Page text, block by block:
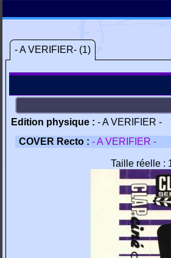
- A VERIFIER- (1)
Edition physique : - A VERIFIER -
COVER Recto : - A VERIFIER -
Taille réelle :